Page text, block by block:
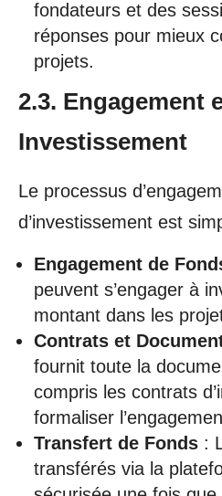
fondateurs et des
réponses pour mieux
projets.
2.3. Engagement
Investissement
Le processus
d’investissement est
Engagement de
peuvent s’engager à
montant dans les
Contrats et
fournit toute la
compris les contrats
formaliser
Transfert de Fonds :
transférés via la